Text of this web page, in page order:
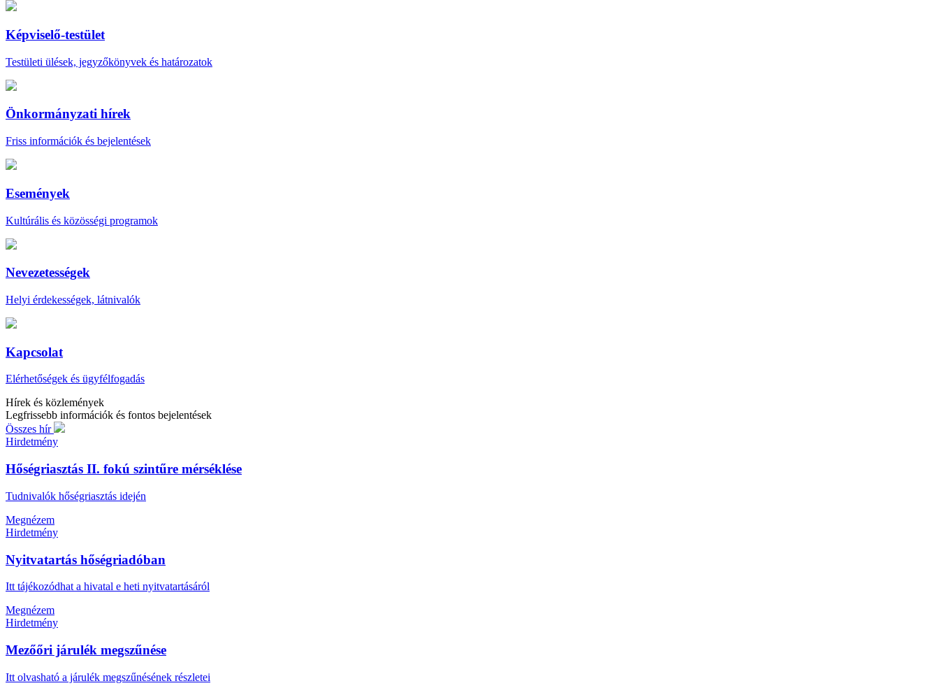
Képviselő-testület
Testületi ülések, jegyzőkönyvek és határozatok
Önkormányzati hírek
Friss információk és bejelentések
Események
Kultúrális és közösségi programok
Nevezetességek
Helyi érdekességek, látnivalók
Kapcsolat
Elérhetőségek és ügyfélfogadás
Hírek és közlemények
Legfrissebb információk és fontos bejelentések
Összes hír
Hirdetmény
Hőségriasztás II. fokú szintűre mérséklése
Tudnivalók hőségriasztás idején
Megnézem
Hirdetmény
Nyitvatartás hőségriadóban
Itt tájékozódhat a hivatal e heti nyitvatartásáról
Megnézem
Hirdetmény
Mezőőri járulék megszűnése
Itt olvasható a járulék megszűnésének részletei